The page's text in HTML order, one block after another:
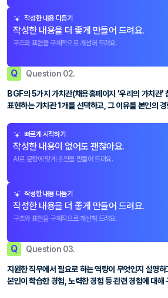
작성한 내용 다듬기
작성한 내용을 더 좋게 만들어 드려요.
구조와 표현을 구체적으로 개선해 드려요.
Q Question 02.
BGF의 5가지 가치관(채용홈페이지 '우리의 가치관'
표현하는 가치관 1개를 선택하고, 그 이유를 본인의
빠르게 시작하기
작성한 내용이 없어도 괜찮아요.
AI로 문항에 맞게 초안을 만들어 드려요.
작성한 내용 다듬기
작성한 내용을 더 좋게 만들어 드려요.
구조와 표현을 구체적으로 개선해 드려요.
Q Question 03.
지원한 직무에서 필요로 하는 역량이 무엇인지 설명
본인이 학습한 경험, 노력한 경험 등 관련 경험에 대해